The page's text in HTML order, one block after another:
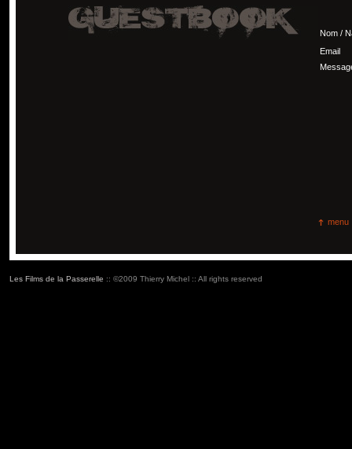
Nom /
Email
menu
Les Films de la Passerelle :: ©2009 Thierry Michel :: All rights reserved